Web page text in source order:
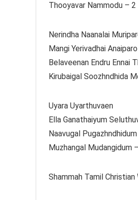
Thooyavar Nammodu –
Nerindha Naanalai
Mangi Yerivadhai Anaiparo
Belaveenan Endru Ennai
Kirubaigal Soozhndhida
Uyara Uyarthuvaen
Ella Ganathaiyum
Naavugal Pugazhndhidum
Muzhangal Mudangidum
Shammah Tamil